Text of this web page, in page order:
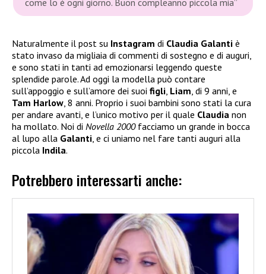
come lo è ogni giorno. Buon compleanno piccola mia”
Naturalmente il post su Instagram di Claudia Galanti è
stato invaso da migliaia di commenti di sostegno e di auguri,
e sono stati in tanti ad emozionarsi leggendo queste
splendide parole. Ad oggi la modella può contare
sull’appoggio e sull’amore dei suoi figli, Liam, di 9 anni, e
Tam Harlow, 8 anni. Proprio i suoi bambini sono stati la cura
per andare avanti, e l’unico motivo per il quale Claudia non
ha mollato. Noi di Novella 2000facciamo un grande in bocca
al lupo alla Galanti, e ci uniamo nel fare tanti auguri alla
piccola Indila.
Potrebbero interessarti anche: